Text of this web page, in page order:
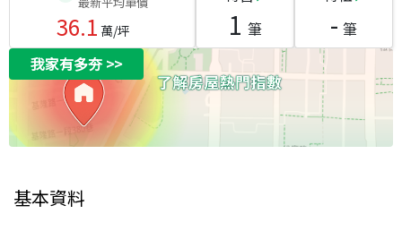
36.1 萬/坪 1 筆 - 筆
我家有多夯>>
基本資料